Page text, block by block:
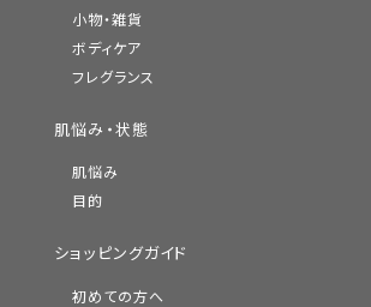
小物・雑貨
ボディケア
フレグランス
肌悩み・状態
肌悩み
目的
ショッピングガイド
初めての方へ